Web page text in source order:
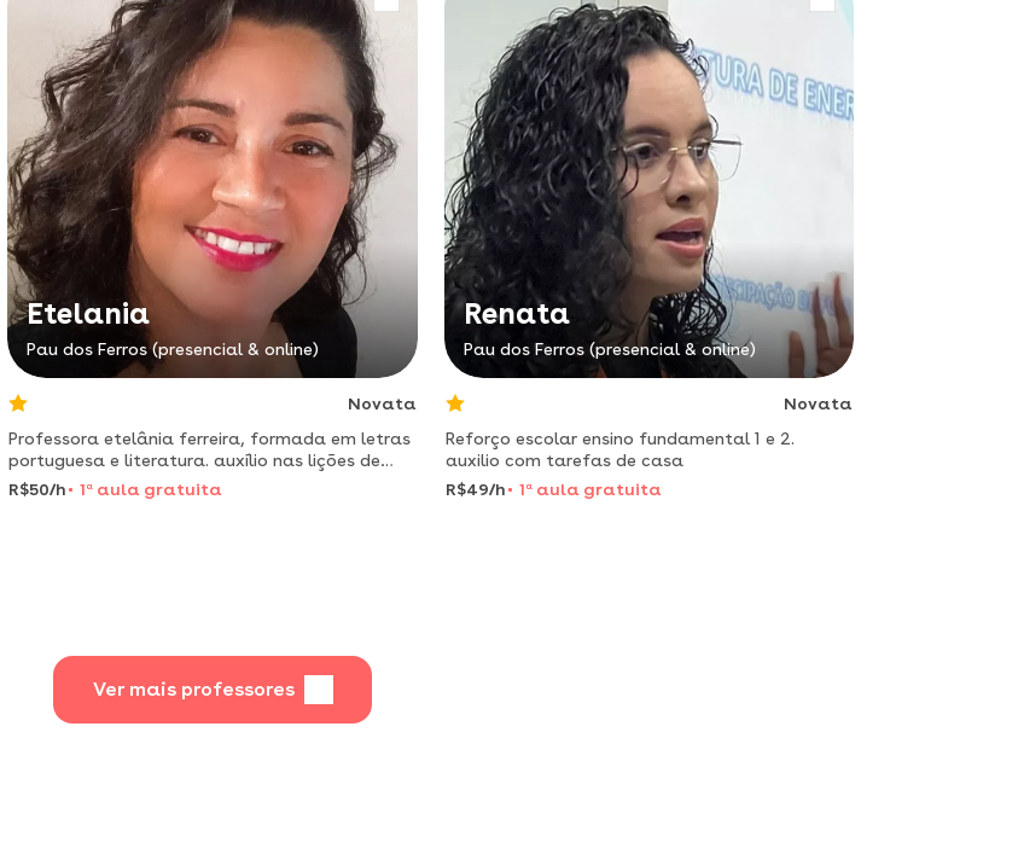
Etelania
Pau dos Ferros (presencial & online)
Novata
Professora etelânia ferreira, formada em letras
portuguesa e literatura. auxílio nas lições de
casa, aula de reforço e aulas de português e
literatura. formada em 2018 pela ufrn e pós
R$50/h 1 a aula gratuita
Renata
Pau dos Ferros (presencial & online)
Novata
Reforço escolar ensino fundamental 1 e 2.
auxilio com tarefas de casa
R$49/h
1 aaula gratuita
Ver mais professores